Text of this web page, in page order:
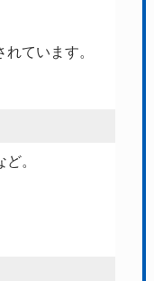
ています。
。